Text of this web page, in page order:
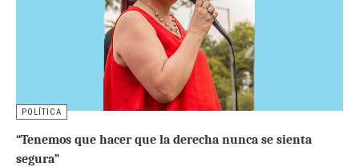
POLÍTICA
“Tenemos que hacer que la derecha nunca se sienta
segura”